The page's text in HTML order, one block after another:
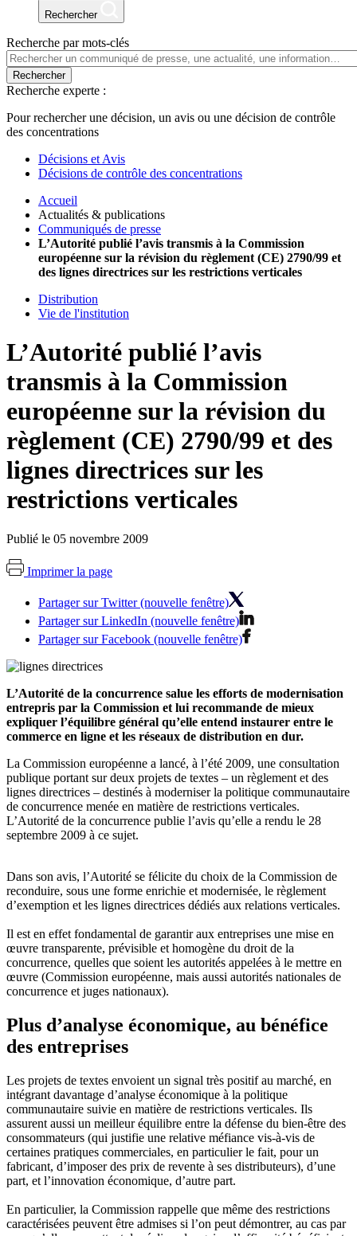
Rechercher
Recherche par mots-clés
Rechercher
Recherche experte :
Pour rechercher une décision, un avis ou une décision de contrôle
des concentrations
Décisions et Avis
Décisions de contrôle des concentrations
Accueil
Actualités & publications
Communiqués de presse
L’Autorité publié l’avis transmis à la Commission
européenne sur la révision du règlement (CE) 2790/99 et
des lignes directrices sur les restrictions verticales
Distribution
Vie de l'institution
L’Autorité publié l’avis
transmis à la Commission
européenne sur la révision du
règlement (CE) 2790/99 et des
lignes directrices sur les
restrictions verticales
Publié le 05 novembre 2009
Imprimer la page
Partager sur Twitter (nouvelle fenêtre)
Partager sur LinkedIn (nouvelle fenêtre)
Partager sur Facebook (nouvelle fenêtre)
L’Autorité de la concurrence salue les efforts de modernisation
entrepris par la Commission et lui recommande de mieux
expliquer l’équilibre général qu’elle entend instaurer entre le
commerce en ligne et les réseaux de distribution en dur.
La Commission européenne a lancé, à l’été 2009, une consultation
publique portant sur deux projets de textes – un règlement et des
lignes directrices – destinés à moderniser la politique communautaire
de concurrence menée en matière de restrictions verticales.
L’Autorité de la concurrence publie l’avis qu’elle a rendu le 28
septembre 2009 à ce sujet.
Dans son avis, l’Autorité se félicite du choix de la Commission de
reconduire, sous une forme enrichie et modernisée, le règlement
d’exemption et les lignes directrices dédiés aux relations verticales.
Il est en effet fondamental de garantir aux entreprises une mise en
œuvre transparente, prévisible et homogène du droit de la
concurrence, quelles que soient les autorités appelées à le mettre en
œuvre (Commission européenne, mais aussi autorités nationales de
concurrence et juges nationaux).
Plus d’analyse économique, au bénéfice
des entreprises
Les projets de textes envoient un signal très positif au marché, en
intégrant davantage d’analyse économique à la politique
communautaire suivie en matière de restrictions verticales. Ils
assurent aussi un meilleur équilibre entre la défense du bien-être des
consommateurs (qui justifie une relative méfiance vis-à-vis de
certaines pratiques commerciales, en particulier le fait, pour un
fabricant, d’imposer des prix de revente à ses distributeurs), d’une
part, et l’innovation économique, d’autre part.
En particulier, la Commission rappelle que même des restrictions
caractérisées peuvent être admises si l’on peut démontrer, au cas par